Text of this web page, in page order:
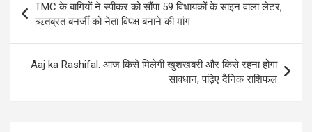
navigation
TMC के बागियों ने स्पीकर को सौंपा 59 विधायकों के साइन वाला लेटर,
ऋतब्रत बनर्जी को नेता विपक्ष बनाने की मांग
Aaj ka Rashifal: आज किसे मिलेगी खुशखबरी और किसे रहना होगा
सावधान, पढ़िए दैनिक राशिफल